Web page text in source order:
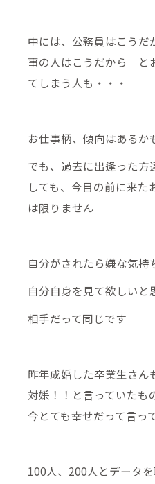
中には、公務員はこうだ
事の人はこうだから と
てしまう人も・・・
お仕事柄、傾向はあるか
でも、過去に出逢った方
しても、今目の前に来た
は限りません
自分がされたら嫌な気持
自分自身を見て欲しいと
相手だって同じです
昨年成婚した卒業生さん
対嫌！！と言っていたも
今とても幸せだって言っ
100人、200人とデータ